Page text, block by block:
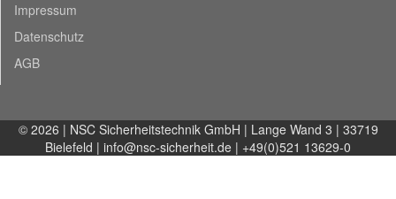
Impressum
Datenschutz
AGB
© 2026 | NSC Sicherheitstechnik GmbH | Lange Wand 3 | 33719
Bielefeld | info@nsc-sicherheit.de | +49(0)521 13629-0